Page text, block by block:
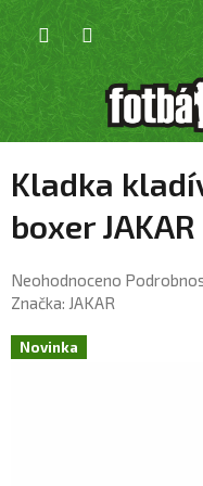
Přejít
obsah
Kladka
boxer JAKAR
Průměrné
hodnocení
je
Neohodnoceno
Značka: JAKAR
Novinka